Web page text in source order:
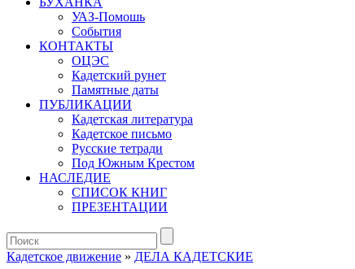
УАЗ-Помошь
События
КОНТАКТЫ
ОЦЭС
Кадетский рунет
Памятные даты
ПУБЛИКАЦИИ
Кадетская литература
Кадетское письмо
Русские тетради
Под Южным Крестом
НАСЛЕДИЕ
СПИСОК КНИГ
ПРЕЗЕНТАЦИИ
Кадетское движение » ДЕЛА КАДЕТСКИЕ